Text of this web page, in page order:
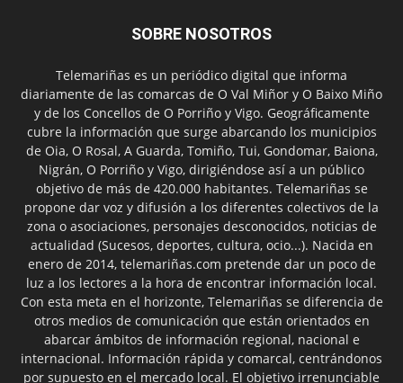
SOBRE NOSOTROS
Telemariñas es un periódico digital que informa
diariamente de las comarcas de O Val Miñor y O Baixo Miño
y de los Concellos de O Porriño y Vigo. Geográficamente
cubre la información que surge abarcando los municipios
de Oia, O Rosal, A Guarda, Tomiño, Tui, Gondomar, Baiona,
Nigrán, O Porriño y Vigo, dirigiéndose así a un público
objetivo de más de 420.000 habitantes. Telemariñas se
propone dar voz y difusión a los diferentes colectivos de la
zona o asociaciones, personajes desconocidos, noticias de
actualidad (Sucesos, deportes, cultura, ocio...). Nacida en
enero de 2014, telemariñas.com pretende dar un poco de
luz a los lectores a la hora de encontrar información local.
Con esta meta en el horizonte, Telemariñas se diferencia de
otros medios de comunicación que están orientados en
abarcar ámbitos de información regional, nacional e
internacional. Información rápida y comarcal, centrándonos
por supuesto en el mercado local. El objetivo irrenunciable